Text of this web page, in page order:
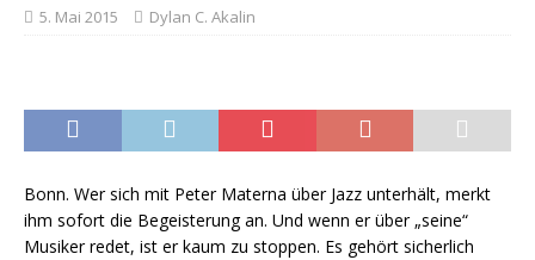
5. Mai 2015 Dylan C. Akalin
Bonn. Wer sich mit Peter Materna über Jazz unterhält, merkt
ihm sofort die Begeisterung an. Und wenn er über „seine“
Musiker redet, ist er kaum zu stoppen. Es gehört sicherlich